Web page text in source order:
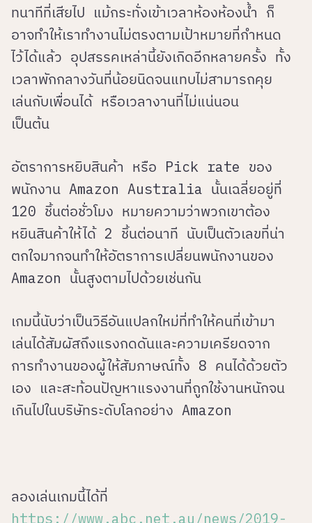
ทนาทีที่เสียไป แม้กระทั่งเข้าเวลาห้องห้องน้ำ ก็
อาจทำให้เราทำงานไม่ตรงตามเป้าหมายที่กำหนด
ไว้ได้แล้ว อุปสรรคเหล่านี้ยังเกิดอีกหลายครั้ง ทั้ง
เวลาพักกลางวันที่น้อยนิดจนแทบไม่สามารถคุย
เล่นกับเพื่อนได้ หรือเวลางานที่ไม่แน่นอน
เป็นต้น
อัตราการหยิบสินค้า หรือ Pick rate ของ
พนักงาน Amazon Australia นั้นเฉลี่ยอยู่ที่
120 ชิ้นต่อชั่วโมง หมายความว่าพวกเขาต้อง
หยินสินค้าให้ได้ 2 ชิ้นต่อนาที นับเป็นตัวเลขที่น่า
ตกใจมากจนทำให้อัตราการเปลี่ยนพนักงานของ
Amazon นั้นสูงตามไปด้วยเช่นกัน
เกมนี้นับว่าเป็นวิธีอันแปลกใหม่ที่ทำให้คนที่เข้ามา
เล่นได้สัมผัสถึงแรงกดดันและความเครียดจาก
การทำงานของผู้ให้สัมภาษณ์ทั้ง 8 คนได้ด้วยตัว
เอง และสะท้อนปัญหาแรงงานที่ถูกใช้งานหนักจน
เกินไปในบริษัทระดับโลกอย่าง Amazon
ลองเล่นเกมนี้ได้ที่
https://www.abc.net.au/news/2019-